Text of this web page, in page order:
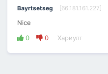
Bayrtsetseg [66.181.161.227]
Nice
0
0 Хариулт